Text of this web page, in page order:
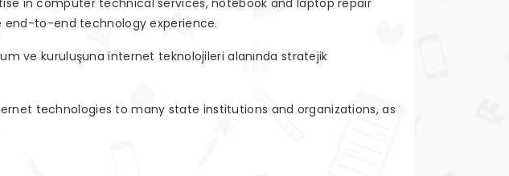
in computer technical services, notebook and laptop repair
to-end technology experience.
ve kuruluşuna internet teknolojileri alanında stratejik
technologies to many state institutions and organizations, as